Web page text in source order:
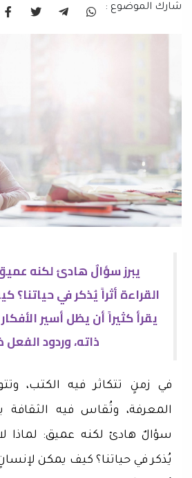
شارك الموضوع :
يبرز سؤالٌ هادئ لكنه
القراءة أثراً يُذكر في
يقرأ كثيراً أن يظل أسير
ذاته، وردود الفعل
في زمنٍ تتكاثر فيه الكتب،
المعرفة، وتُقاس فيه الثقافة
سؤالٌ هادئ لكنه عميق: لماذا لا
يُذكر في حياتنا؟ كيف يمكن